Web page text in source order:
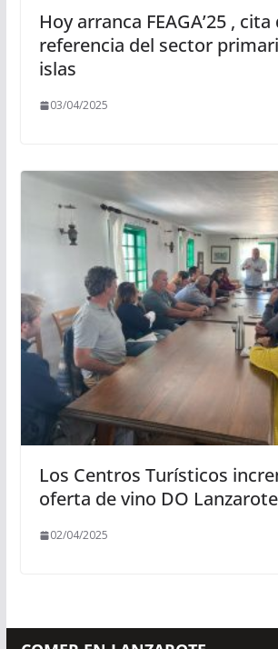
Hoy arranca FEAGA’25 , cita
referencia del sector
islas
03/04/2025
Los Centros Turísticos
oferta de vino DO Lanzarote
02/04/2025